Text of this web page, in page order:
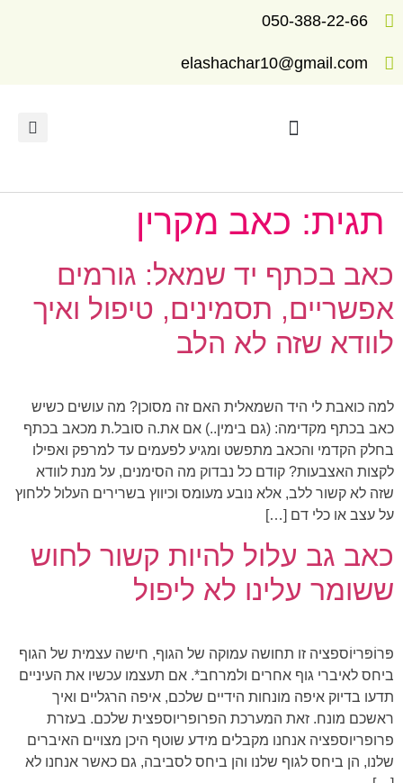
050-388-22-66
elashachar10@gmail.com
תגית: כאב מקרין
כאב בכתף יד שמאל: גורמים
אפשריים, תסמינים, טיפול ואיך
לוודא שזה לא הלב
למה כואבת לי היד השמאלית האם זה מסוכן? מה עושים כשיש
כאב בכתף מקדימה: (גם בימין..) אם את.ה סובל.ת מכאב בכתף
בחלק הקדמי והכאב מתפשט ומגיע לפעמים עד למרפק ואפילו
לקצות האצבעות? קודם כל נבדוק מה הסימנים, על מנת לוודא
שזה לא קשור ללב, אלא נובע מעומס וכיווץ בשרירים העלול ללחוץ
על עצב או כלי דם […]
כאב גב עלול להיות קשור לחוש
ששומר עלינו לא ליפול
פּרוֹפּריוֹספציה זו תחושה עמוקה של הגוף, חישה עצמית של הגוף
ביחס לאיברי גוף אחרים ולמרחב*. אם תעצמו עכשיו את העיניים
תדעו בדיוק איפה מונחות הידיים שלכם, איפה הרגליים ואיך
ראשכם מונח. זאת המערכת הפרופריוספצית שלכם. בעזרת
פרופריוספציה אנחנו מקבלים מידע שוטף היכן מצויים האיברים
שלנו, הן ביחס לגוף שלנו והן ביחס לסביבה, גם כאשר אנחנו לא